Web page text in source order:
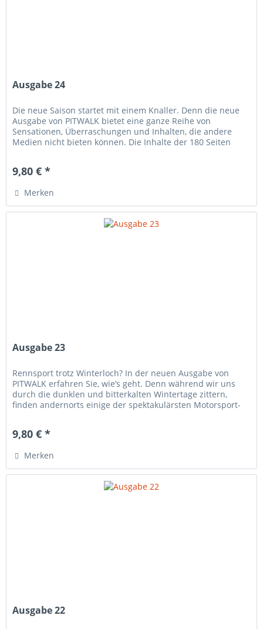
Ausgabe 24
Die neue Saison startet mit einem Knaller. Denn die neue
Ausgabe von PITWALK bietet eine ganze Reihe von
Sensationen, Überraschungen und Inhalten, die andere
Medien nicht bieten können. Die Inhalte der 180 Seiten
9,80 € *
Merken
Ausgabe 23
Rennsport trotz Winterloch? In der neuen Ausgabe von
PITWALK erfahren Sie, wie’s geht. Denn während wir uns
durch die dunklen und bitterkalten Wintertage zittern,
finden andernorts einige der spektakulärsten Motorsport-
9,80 € *
Merken
Ausgabe 22